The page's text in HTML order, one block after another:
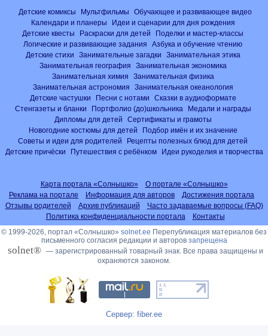
Детские комиксы Мультфильмы
Обучающее и развивающее видео
Календари и планеры
Идеи и сценарии для дня рождения
Детские квесты
Раскраски для детей
Поделки и мастер-классы
Логические и развивающие задания
Азбука и обучение чтению
Детские стихи
Занимательные загадки
Занимательная этика
Занимательная география
Занимательная экономика
Занимательная химия
Занимательная физика
Занимательная астрономия
Занимательная океанология
Детские частушки
Песни с нотами
Сказки в аудиоформате
Стенгазеты и бланки
Портфолио (до)школьника
Медали и награды
Дипломы для детей
Сертификаты и грамоты
Новогодние костюмы для детей
Подбор имён и их значение
Советы и идеи для родителей
Рецепты полезных блюд для детей
Детские причёски
Путешествия с ребёнком Идеи рукоделия и творчества
Карта портала «Солнышко»
О портале «Солнышко»
Реклама на портале
Информация для авторов
Достижения портала
Отзывы родителей
Архив публикаций
Часто задаваемые вопросы (FAQ)
Политика конфиденциальности портала
Контакты
© 1999-2026, портал «Солнышко» solnet.ee Перепубликация материалов без
письменного согласия редакции и авторов запрещена
solnet® — зарегистрированный товарный знак. Все права защищены и
охраняются законом.
Сервер: fiber.ee